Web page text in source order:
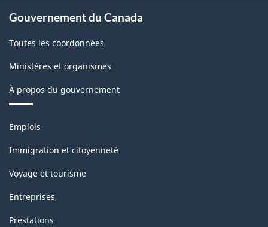
Gouvernement du Canada
Toutes les coordonnées
Ministères et organismes
À propos du gouvernement
Thèmes
sujets
Emplois
Immigration et citoyenneté
Voyage et tourisme
Entreprises
Prestations